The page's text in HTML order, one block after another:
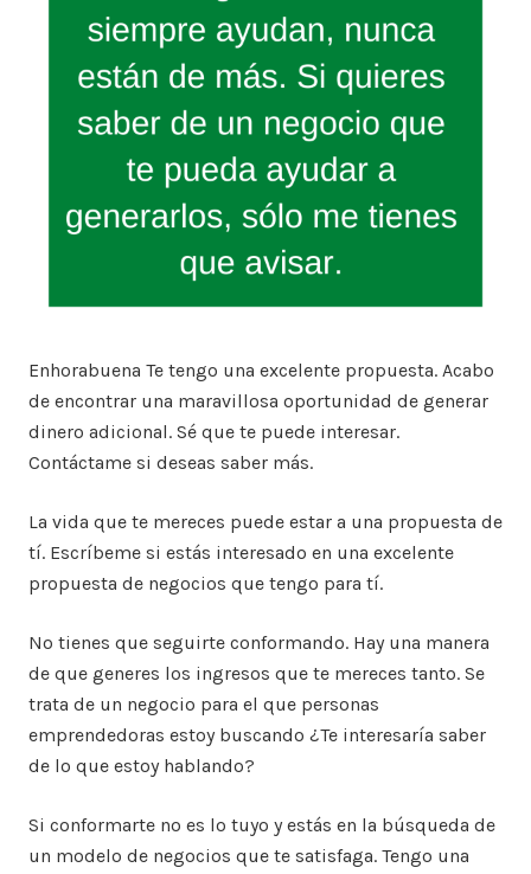
Enhorabuena Te tengo una excelente propuesta. Acabo
de encontrar una maravillosa oportunidad de generar
dinero adicional. Sé que te puede interesar.
Contáctame si deseas saber más.
La vida que te mereces puede estar a una propuesta de
tí. Escríbeme si estás interesado en una excelente
propuesta de negocios que tengo para tí.
No tienes que seguirte conformando. Hay una manera
de que generes los ingresos que te mereces tanto. Se
trata de un negocio para el que personas
emprendedoras estoy buscando ¿Te interesaría saber
de lo que estoy hablando?
Si conformarte no es lo tuyo y estás en la búsqueda de
un modelo de negocios que te satisfaga. Tengo una